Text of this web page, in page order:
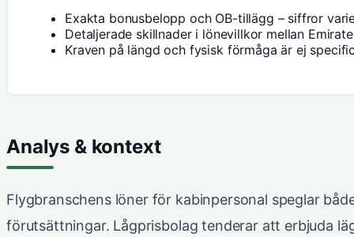
Exakta bonusbelopp och OB-tillägg – siffror
Detaljerade skillnader i lönevillkor mellan
Kraven på längd och fysisk förmåga är ej
Analys & kontext
Flygbranschens löner för kabinpersonal speglar
förutsättningar. Lågprisbolag tenderar att erbjuda